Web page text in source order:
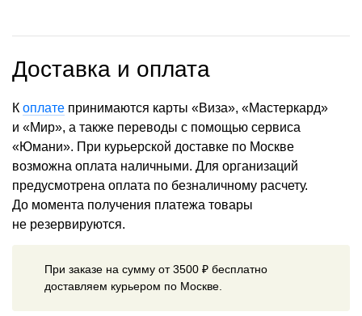
Доставка и оплата
К оплате принимаются карты «Виза», «Мастеркард»
и «Мир», а также переводы с помощью сервиса
«Юмани». При курьерской доставке по Москве
возможна оплата наличными. Для организаций
предусмотрена оплата по безналичному расчету.
До момента получения платежа товары
не резервируются.
При заказе на сумму от 3500 ₽ бесплатно
доставляем курьером по Москве.